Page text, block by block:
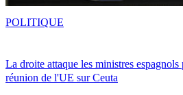
La droite attaque les ministres
réunion de l'UE sur Ceuta
POLITIQUE